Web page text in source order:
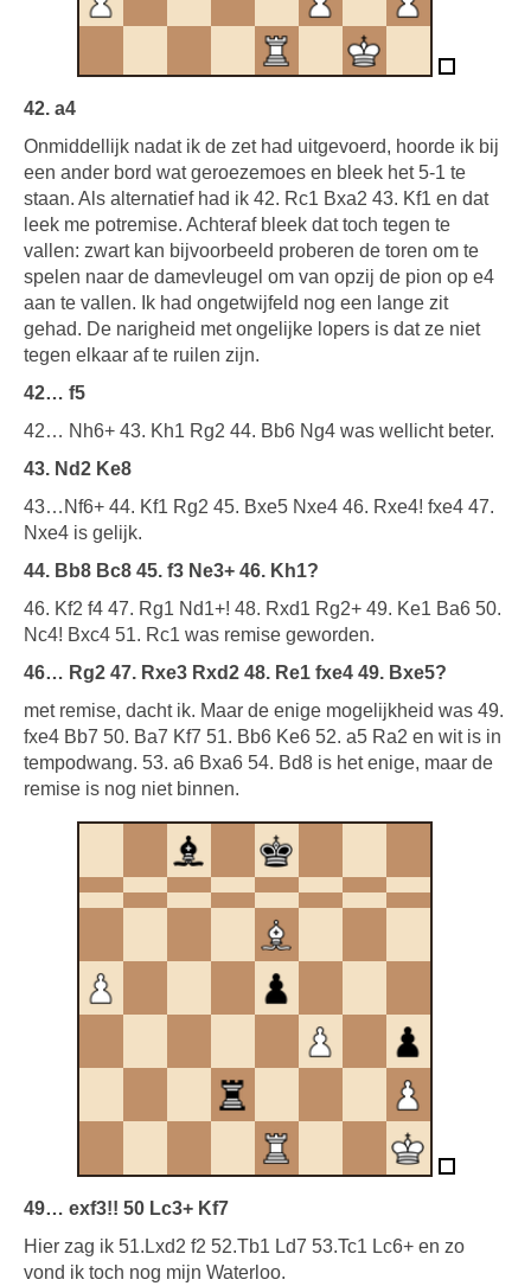
42. a4
Onmiddellijk nadat ik de zet had uitgevoerd, hoorde ik bij
een ander bord wat geroezemoes en bleek het 5-1 te
staan. Als alternatief had ik 42. Rc1 Bxa2 43. Kf1 en dat
leek me potremise. Achteraf bleek dat toch tegen te
vallen: zwart kan bijvoorbeeld proberen de toren om te
spelen naar de damevleugel om van opzij de pion op e4
aan te vallen. Ik had ongetwijfeld nog een lange zit
gehad. De narigheid met ongelijke lopers is dat ze niet
tegen elkaar af te ruilen zijn.
42… f5
42… Nh6+ 43. Kh1 Rg2 44. Bb6 Ng4 was wellicht beter.
43. Nd2 Ke8
43…Nf6+ 44. Kf1 Rg2 45. Bxe5 Nxe4 46. Rxe4! fxe4 47.
Nxe4 is gelijk.
44. Bb8 Bc8 45. f3 Ne3+ 46. Kh1?
46. Kf2 f4 47. Rg1 Nd1+! 48. Rxd1 Rg2+ 49. Ke1 Ba6 50.
Nc4! Bxc4 51. Rc1 was remise geworden.
46… Rg2 47. Rxe3 Rxd2 48. Re1 fxe4 49. Bxe5?
met remise, dacht ik. Maar de enige mogelijkheid was 49.
fxe4 Bb7 50. Ba7 Kf7 51. Bb6 Ke6 52. a5 Ra2 en wit is in
tempodwang. 53. a6 Bxa6 54. Bd8 is het enige, maar de
remise is nog niet binnen.
49… exf3!! 50 Lc3+ Kf7
Hier zag ik 51.Lxd2 f2 52.Tb1 Ld7 53.Tc1 Lc6+ en zo
vond ik toch nog mijn Waterloo.